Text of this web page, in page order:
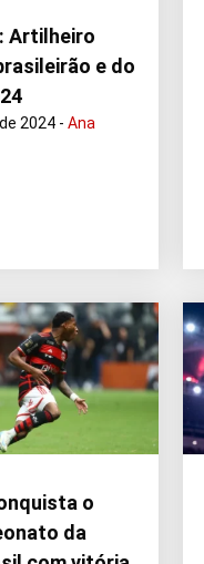
Artilheiro
e do
2024 -Ana
o
da